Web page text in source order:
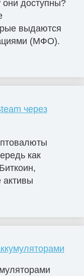
они доступны?
выдаются
(МФО).
через
как